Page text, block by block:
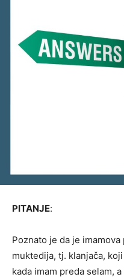
PITANJE:
Poznato je da je
muktedija, tj. klanjača,
kada imam preda selam,